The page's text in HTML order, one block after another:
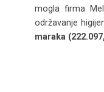
mogla firma
održavanje
maraka